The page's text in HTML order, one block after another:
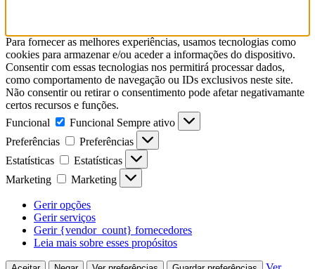
Para fornecer as melhores experiências, usamos tecnologias como
cookies para armazenar e/ou aceder a informações do dispositivo.
Consentir com essas tecnologias nos permitirá processar dados,
como comportamento de navegação ou IDs exclusivos neste site.
Não consentir ou retirar o consentimento pode afetar negativamante
certos recursos e funções.
Funcional
Funcional Sempre ativo
Preferências
Preferências
Estatísticas
Estatísticas
Marketing
Marketing
Gerir opções
Gerir serviços
Gerir {vendor_count} fornecedores
Leia mais sobre esses propósitos